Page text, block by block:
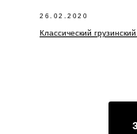
26.02.2020
Классический